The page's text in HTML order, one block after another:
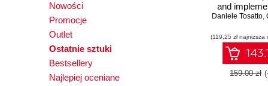
Nowości
Promocje
Outlet
Ostatnie sztuki
Bestsellery
Najlepiej oceniane
and
Citrix
Daniele Tosatto,
(119,25 zł
159.00 zł